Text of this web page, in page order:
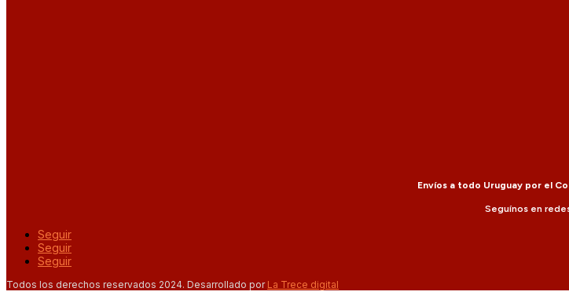
Envíos a todo Uruguay por el
Seguínos en
Seguir
Seguir
Seguir
Todos los derechos reservados 2024. Desarrollado por La Trece digital